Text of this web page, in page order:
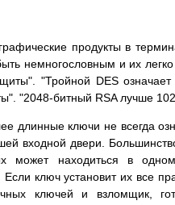
продукты в
немногословным и их
"Тройной DES
"2048-битный RSA лучше
длинные ключи не всегда
входной двери.
может находиться в
ключ установит их все
ключей и взломщик,